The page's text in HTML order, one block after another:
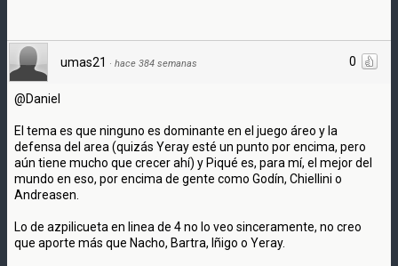
0
umas21 · hace 384 semanas
@Daniel
El tema es que ninguno es dominante en el juego áreo y la
defensa del area (quizás Yeray esté un punto por encima, pero
aún tiene mucho que crecer ahí) y Piqué es, para mí, el mejor del
mundo en eso, por encima de gente como Godín, Chiellini o
Andreasen.
Lo de azpilicueta en linea de 4 no lo veo sinceramente, no creo
que aporte más que Nacho, Bartra, Iñigo o Yeray.